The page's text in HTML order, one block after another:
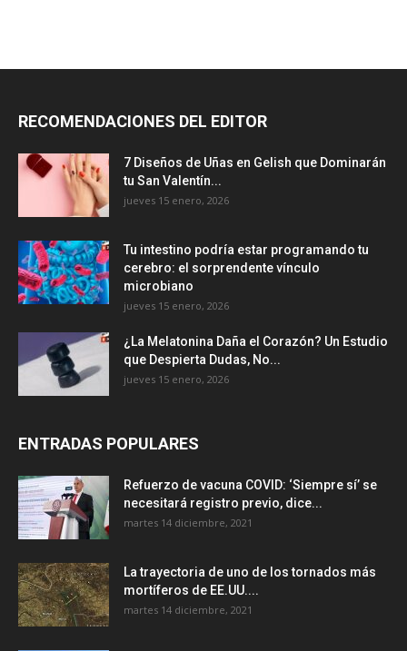
RECOMENDACIONES DEL EDITOR
7 Diseños de Uñas en Gelish que Dominarán
tu San Valentín...
jueves 15 enero, 2026
Tu intestino podría estar programando tu
cerebro: el sorprendente vínculo
microbiano
jueves 15 enero, 2026
¿La Melatonina Daña el Corazón? Un Estudio
que Despierta Dudas, No...
jueves 15 enero, 2026
ENTRADAS POPULARES
Refuerzo de vacuna COVID: ‘Siempre sí’ se
necesitará registro previo, dice...
martes 14 diciembre, 2021
La trayectoria de uno de los tornados más
mortíferos de EE.UU....
martes 14 diciembre, 2021